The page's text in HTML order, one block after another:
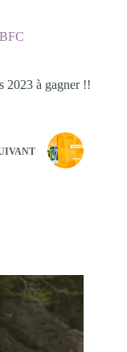
2023 à gagner !!